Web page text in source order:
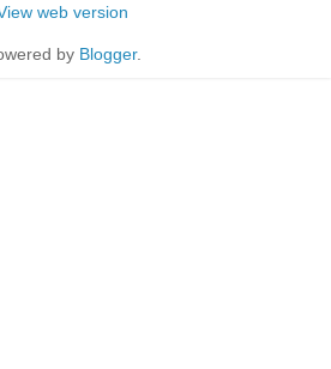
web version
by Blogger.